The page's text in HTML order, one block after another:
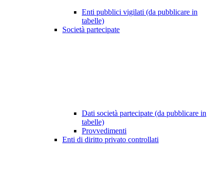
Enti pubblici vigilati (da pubblicare in
tabelle)
Società partecipate
Dati società partecipate (da pubblicare in
tabelle)
Provvedimenti
Enti di diritto privato controllati